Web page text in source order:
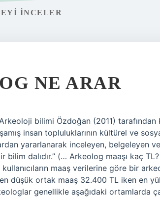
INCELER
NE ARAR
bilimi Özdoğan (2011) tarafından
insan topluluklarının kültürel ve
yararlanarak inceleyen, belgeleyen
bilim dalıdır.” (… Arkeolog maaşı kaç
maaş verilerine göre bir
düşük ortak maaş 32.400 TL iken en
genellikle aşağıdaki ortamlarda